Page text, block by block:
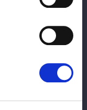
取りにいくと古沢
イクダウン。古沢
の取り合いから古
沢がロープに振ろ
発する。古沢が返